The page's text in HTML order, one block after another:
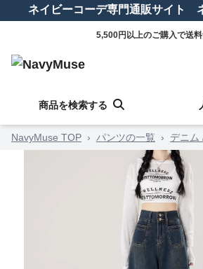
ネイビーコーデ専門通販サイト
5,500円以上のご購入で送
商品を検索する
NavyMuse TOP › パンツの一覧 › デニム